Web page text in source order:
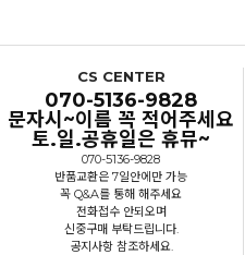
CS CENTER
070-5136-9828
문자시~이름 꼭 적어주세요
토.일.공휴일은 휴뮤~
070-5136-9828
반품교환은 7일안에만 가능
꼭 Q&A를 통해 해주세요
전화접수 안되오며
신중구매 부탁드립니다.
공지사항 참조하세요.